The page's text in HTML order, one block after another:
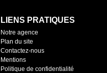
LIENS PRATIQUES
Notre agence
Plan du site
Contactez-nous
Mentions
Politique de confidentialité